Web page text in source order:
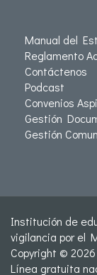
Manual del
Reglamento
Contáctenos
Podcast
Convenios
Gestión
Gestión
Institución de
vigilancia por el
Copyright © 2026
Línea gratuita